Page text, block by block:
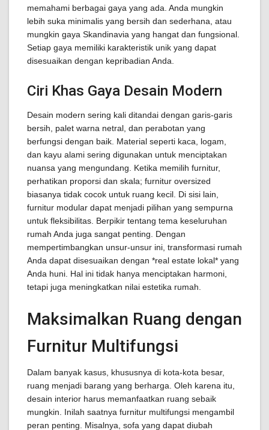
memahami berbagai gaya yang ada. Anda mungkin
lebih suka minimalis yang bersih dan sederhana, atau
mungkin gaya Skandinavia yang hangat dan fungsional.
Setiap gaya memiliki karakteristik unik yang dapat
disesuaikan dengan kepribadian Anda.
Ciri Khas Gaya Desain Modern
Desain modern sering kali ditandai dengan garis-garis
bersih, palet warna netral, dan perabotan yang
berfungsi dengan baik. Material seperti kaca, logam,
dan kayu alami sering digunakan untuk menciptakan
nuansa yang mengundang. Ketika memilih furnitur,
perhatikan proporsi dan skala; furnitur oversized
biasanya tidak cocok untuk ruang kecil. Di sisi lain,
furnitur modular dapat menjadi pilihan yang sempurna
untuk fleksibilitas. Berpikir tentang tema keseluruhan
rumah Anda juga sangat penting. Dengan
mempertimbangkan unsur-unsur ini, transformasi rumah
Anda dapat disesuaikan dengan *real estate lokal* yang
Anda huni. Hal ini tidak hanya menciptakan harmoni,
tetapi juga meningkatkan nilai estetika rumah.
Maksimalkan Ruang dengan
Furnitur Multifungsi
Dalam banyak kasus, khususnya di kota-kota besar,
ruang menjadi barang yang berharga. Oleh karena itu,
desain interior harus memanfaatkan ruang sebaik
mungkin. Inilah saatnya furnitur multifungsi mengambil
peran penting. Misalnya, sofa yang dapat diubah